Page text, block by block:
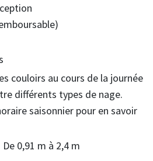
couloirs au cours de la journée
différents types de nage.
saisonnier pour en savoir
0,91 m à 2,4 m